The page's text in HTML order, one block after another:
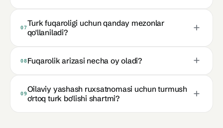
07Turk fuqaroligi uchun qanday mezonlar
qo'llaniladi?
08Fuqarolik arizasi necha oy oladi?
09Oilaviy yashash ruxsatnomasi uchun turmush
o'rtoq turk bo'lishi shartmi?